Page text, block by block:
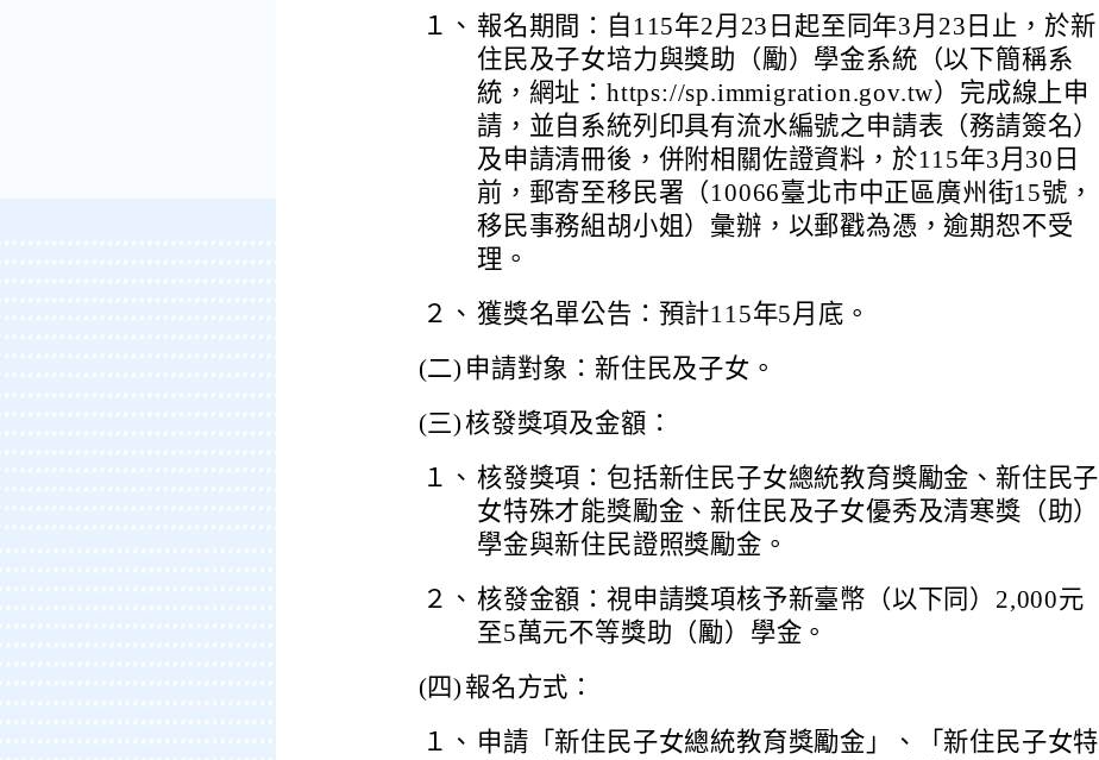
１、 報名期間：自115年2月23日起至同年3月23日止，於新
住民及子女培力與獎助（勵）學金系統（以下簡稱系
統，網址：https://sp.immigration.gov.tw）完成線上申
請，並自系統列印具有流水編號之申請表（務請簽名）
及申請清冊後，併附相關佐證資料，於115年3月30日
前，郵寄至移民署（10066臺北市中正區廣州街15號，
移民事務組胡小姐）彙辦，以郵戳為憑，逾期恕不受
理。
２、 獲獎名單公告：預計115年5月底。
(二) 申請對象：新住民及子女。
(三)核發獎項及金額：
１、 核發獎項：包括新住民子女總統教育獎勵金、新住民子
女特殊才能獎勵金、新住民及子女優秀及清寒獎（助）
學金與新住民證照獎勵金。
２、 核發金額：視申請獎項核予新臺幣（以下同）2,000元
至5萬元不等獎助（勵）學金。
(四) 報名方式：
１、 申請「新住民子女總統教育獎勵金」、「新住民子女特